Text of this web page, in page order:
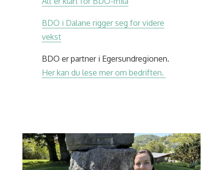
BDO i Dalane rigger seg for videre
vekst
BDO er partner i Egersundregionen.
Her kan du lese mer om bedriften.